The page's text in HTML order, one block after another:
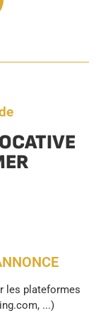
les plateformes
...)